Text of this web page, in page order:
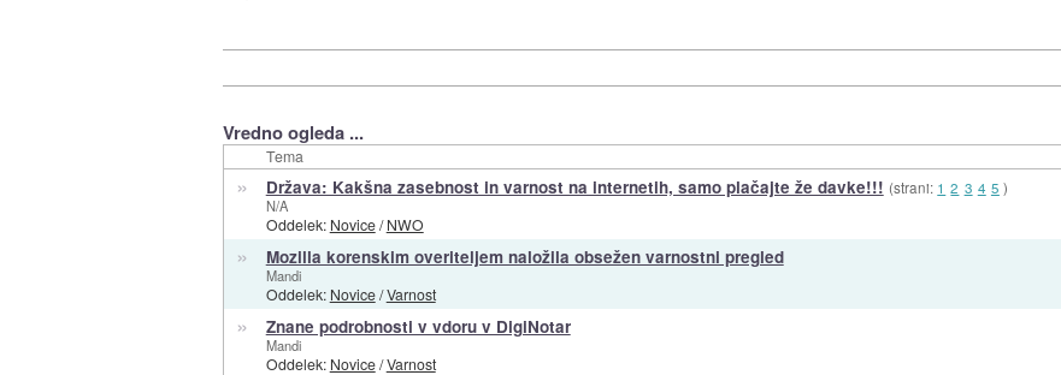
Vredno ogleda ...
Tema
» Država: Kakšna zasebnost in varnost na internetih, samo plačajte že davke!!! (strani: 1 2 3 4 5 )
N/A
Oddelek: Novice/NWO
» Mozilla korenskim overiteljem naložila obsežen varnostni pregled
Mandi
Oddelek: Novice/Varnost
» Znane podrobnosti v vdoru v DigiNotar
Mandi
Oddelek: Novice/Varnost